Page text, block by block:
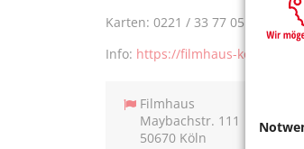
Karten: 0221 / 33 77 05 15 oder
Info: https://filmhaus-koeln.de/
Filmhaus
Maybachstr. 111
50670 Köln